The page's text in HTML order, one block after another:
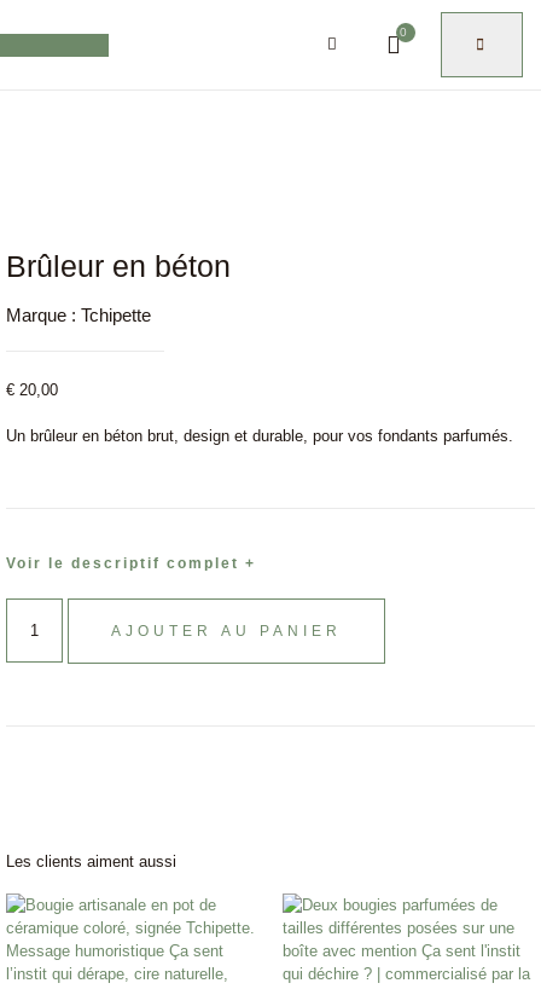
0
Brûleur en béton
Marque : Tchipette
€ 20,00
Un brûleur en béton brut, design et durable, pour vos fondants parfumés.
Voir le descriptif complet +
AJOUTER AU PANIER
Les clients aiment aussi